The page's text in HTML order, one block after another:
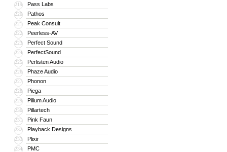
219 Pass Labs
220 Pathos
221 Peak Consult
222 Peerless-AV
223 Perfect Sound
224 PerfectSound
225 Perlisten Audio
226 Phaze Audio
227 Phonon
228 Piega
229 Pilium Audio
230 Pillartech
231 Pink Faun
232 Playback Designs
233 Plixir
234 PMC